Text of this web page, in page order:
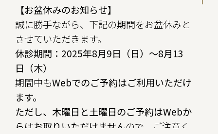
【お盆休みのお知らせ】
誠に勝手ながら、下記の期間をお盆休みと
させていただきます。
休診期間：2025年8月9日（日）～8月13
日（木）
期間中もWebでのご予約はご利用いただけ
ます。
ただし、木曜日と土曜日のご予約はWebか
らはお取りいただけませんので、ご注意く